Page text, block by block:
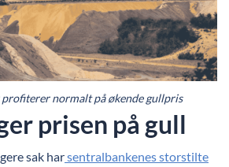
profiterer normalt på økende gullpris
prisen på gull
sak harsentralbankenes storstilte